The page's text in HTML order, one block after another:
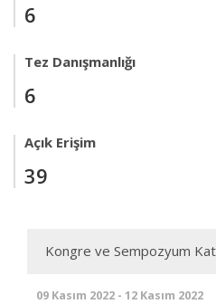
6
Tez Danışmanlığı
6
Açık Erişim
39
Kongre ve Sempozyum
09 Kasım 2022 - 12 Kasım 2022